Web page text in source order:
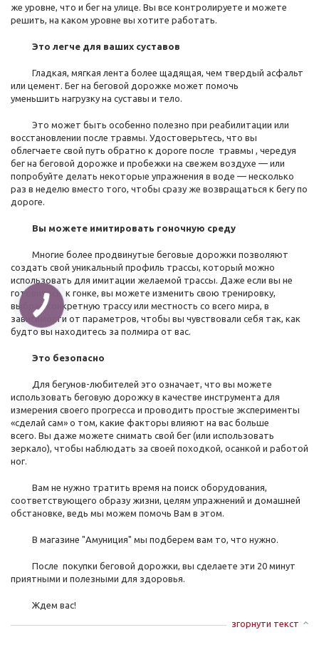
же уровне, что и бег на улице. Вы все контролируете и можете
решить, на каком уровне вы хотите работать.
Это легче для ваших суставов
Гладкая, мягкая лента более щадящая, чем твердый асфальт
или цемент. Бег на беговой дорожке может помочь
уменьшить нагрузку на суставы и тело.
Это может быть особенно полезно при реабилитации или
восстановлении после травмы. Удостоверьтесь, что вы
облегчаете свой путь обратно к дороге после травмы , чередуя
бег на беговой дорожке и пробежки на свежем воздухе — или
попробуйте делать некоторые упражнения в воде — несколько
раз в неделю вместо того, чтобы сразу же возвращаться к бегу по
дороге.
Вы можете имитировать гоночную среду
Многие более продвинутые беговые дорожки позволяют
создать свой уникальный профиль трассы, который можно
использовать для имитации желаемой трассы. Даже если вы не
готовитесь к гонке, вы можете изменить свою тренировку,
выбрав конкретную трассу или местность со всего мира, в
зависимости от параметров, чтобы вы чувствовали себя так, как
будто вы находитесь за полмира от вас.
Это безопасно
Для бегунов-любителей это означает, что вы можете
использовать беговую дорожку в качестве инструмента для
измерения своего прогресса и проводить простые эксперименты
«сделай сам» о том, какие факторы влияют на вас больше
всего. Вы даже можете снимать свой бег (или использовать
зеркало), чтобы наблюдать за своей походкой, осанкой и работой
ног.
Вам не нужно тратить время на поиск оборудования,
соответствующего образу жизни, целям упражнений и домашней
обстановке, ведь мы можем помочь Вам в этом.
В магазине "Амуниция" мы подберем вам то, что нужно.
После покупки беговой дорожки, вы сделаете эти 20 минут
приятными и полезными для здоровья.
Ждем вас!
згорнути текст